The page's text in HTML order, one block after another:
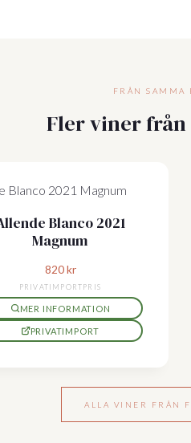
FRÅN SAMMA
Fler viner från
Blanco 2021
Magnum
820kr
PRIVATIMPORTPRIS
MER INFORMATION
PRIVATIMPORT
ALLA VINER FRÅN